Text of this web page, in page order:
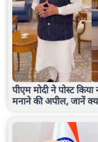
पीएम मोदी ने पोस्ट
मनाने की अपील, जानें